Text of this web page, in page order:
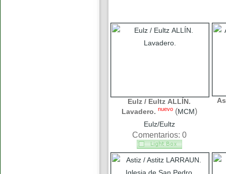
Eulz / Eultz ALLÍN.
Lavadero. nuevo (MCM)
Eulz/Eultz
Comentarios: 0